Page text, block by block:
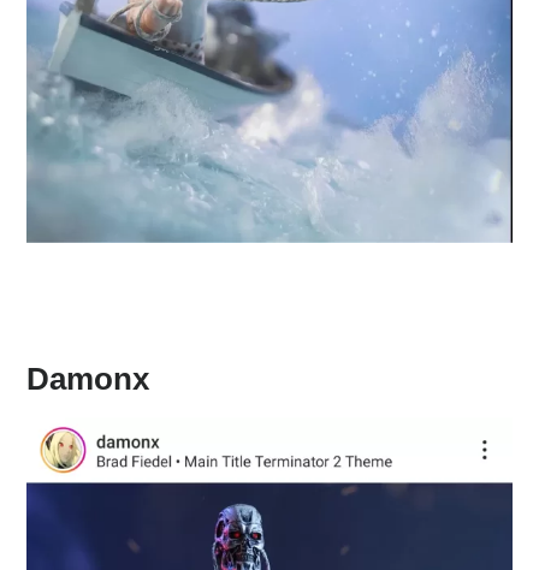
Damonx